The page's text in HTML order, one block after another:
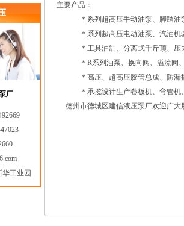
厂
工业园
主要产品：
＊系列超高压手动油泵、脚踏油
＊系列超高压电动油泵、汽油机
＊工具油缸、分离式千斤顶、压
＊R系列油泵、换向阀、溢流阀、
＊高压、超高压胶管总成、防漏
＊承揽设计生产卷板机、弯管机、
德州市德城区建信液压泵厂欢迎广大